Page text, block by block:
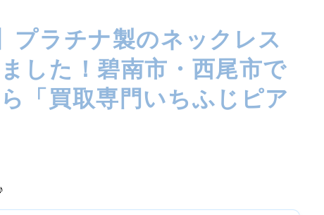
プラチナ製のネックレス
した！碧南市・西尾市で
「買取専門いちふじピア